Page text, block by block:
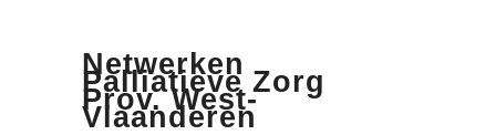
Netwerken
Palliatieve Zorg
Prov. West-
Vlaanderen